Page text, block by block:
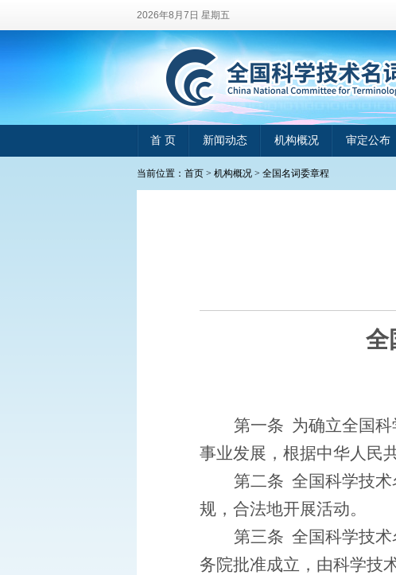
2026年8月7日 星期五
首 页 新闻动态 机构概况 审定公布
当前位置： 首页 > 机构概况 > 全国名词委章程
全
第一条 为确立全国
事业发展，根据中华人民
第二条 全国科学技
规，合法地开展活动。
第三条 全国科学技
务院批准成立，由科学技